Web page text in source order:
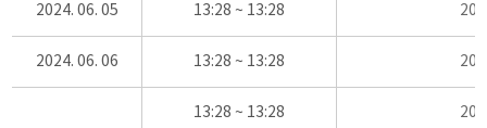
2024. 06. 05 13:28 ~ 13:28
2024. 06. 06 13:28 ~ 13:28
13:28 ~ 13:28